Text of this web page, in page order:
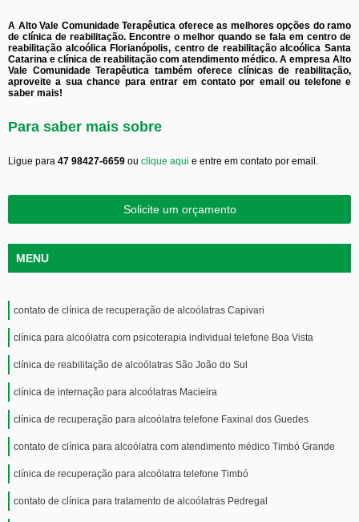
A Alto Vale Comunidade Terapêutica oferece as melhores opções do ramo
de clínica de reabilitação. Encontre o melhor quando se fala em centro de
reabilitação alcoólica Florianópolis, centro de reabilitação alcoólica Santa
Catarina e clínica de reabilitação com atendimento médico. A empresa Alto
Vale Comunidade Terapêutica também oferece clínicas de reabilitação,
aproveite a sua chance para entrar em contato por email ou telefone e
saber mais!
Para saber mais sobre
Ligue para 47 98427-6659 ou clique aqui e entre em contato por email.
Solicite um orçamento
MENU
contato de clínica de recuperação de alcoólatras Capivari
clínica para alcoólatra com psicoterapia individual telefone Boa Vista
clínica de reabilitação de alcoólatras São João do Sul
clínica de internação para alcoólatras Macieira
clínica de recuperação para alcoólatra telefone Faxinal dos Guedes
contato de clínica para alcoólatra com atendimento médico Timbó Grande
clínica de recuperação para alcoólatra telefone Timbó
contato de clínica para tratamento de alcoólatras Pedregal